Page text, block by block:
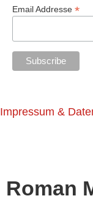
Email Addresse *
Impressum &
Roman